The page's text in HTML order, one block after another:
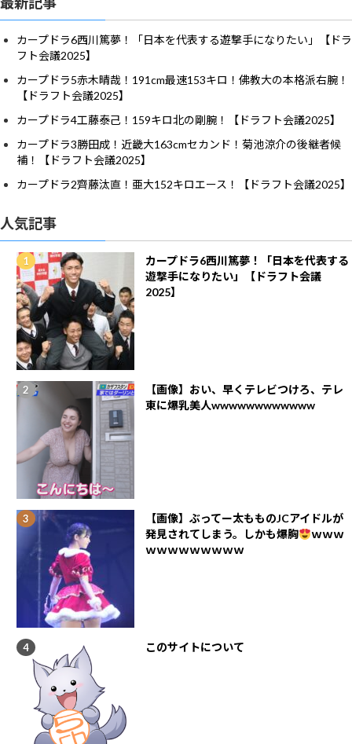
カープドラ6西川篤夢！「日本を代表する遊撃手になりたい」【ドラ
フト会議2025】
カープドラ5赤木晴哉！191cm最速153キロ！佛教大の本格派右腕！
【ドラフト会議2025】
カープドラ4工藤泰己！159キロ北の剛腕！【ドラフト会議2025】
カープドラ3勝田成！近畿大163cmセカンド！菊池涼介の後継者候
補！【ドラフト会議2025】
カープドラ2齊藤汰直！亜大152キロエース！【ドラフト会議2025】
人気記事
カープドラ6西川篤夢！「日本を代表する
遊撃手になりたい」【ドラフト会議
2025】
【画像】おい、早くテレビつけろ、テレ
東に爆乳美人wwwwwwwwwwww
【画像】ぶってー太もものJCアイドルが
発見されてしまう。しかも爆胸
ｗｗｗ
ｗｗｗｗｗｗｗｗｗ
このサイトについて